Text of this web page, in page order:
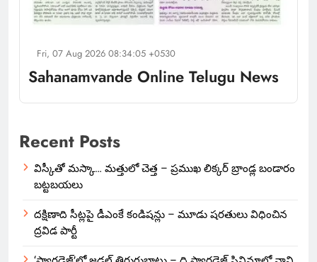
Fri, 07 Aug 2026 08:34:05 +0530
Sahanamvande Online Telugu News
Recent Posts
విస్కీతో మస్కా… మత్తులో చెత్త – ప్రముఖ లిక్కర్ బ్రాండ్ల బండారం
బట్టబయలు
దక్షిణాది సీట్లపై డీఎంకే కండిషన్లు – మూడు షరతులు విధించిన
ద్రవిడ పార్టీ